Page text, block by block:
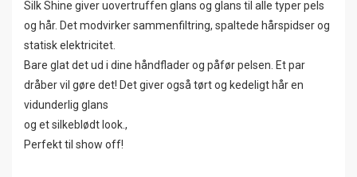
Silk Shine giver uovertruffen glans og glans til alle typer pels
og hår. Det modvirker sammenfiltring, spaltede hårspidser og
statisk elektricitet.
Bare glat det ud i dine håndflader og påfør pelsen. Et par
dråber vil gøre det! Det giver også tørt og kedeligt hår en
vidunderlig glans
og et silkeblødt look.,
Perfekt til show off!